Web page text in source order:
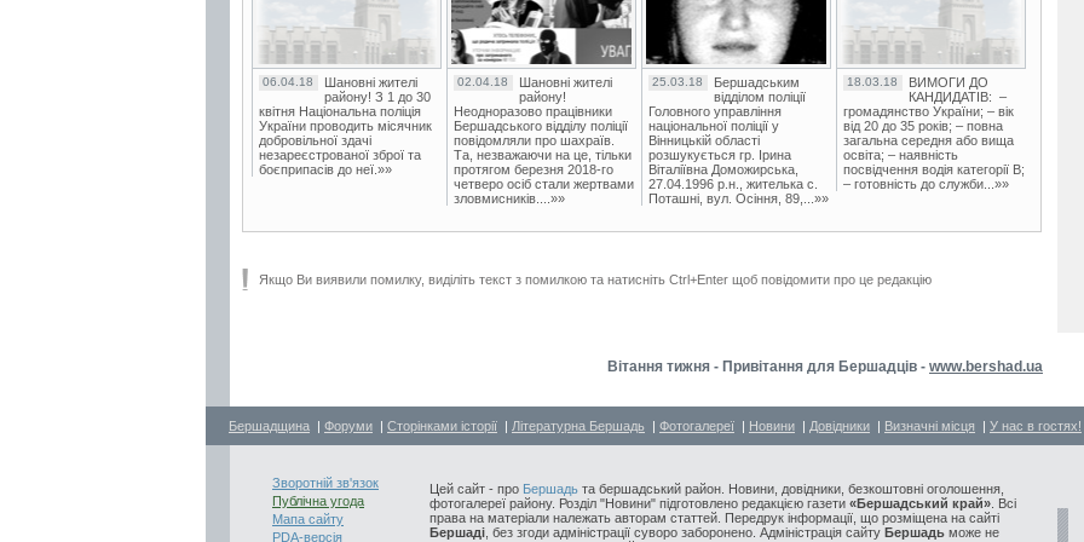
06.04.18
Шановні жителі
району! З 1 до 30
квітня Національна поліція
України проводить місячник
добровільної здачі
незареєстрованої зброї та
боєприпасів до неї.»»
02.04.18
Шановні жителі
району!
Неодноразово працівники
Бершадського відділу поліції
повідомляли про шахраїв.
Та, незважаючи на це, тільки
протягом березня 2018-го
четверо осіб стали жертвами
зловмисників....»»
25.03.18
Бершадським
відділом поліції
Головного управління
національної поліції у
Вінницькій області
розшукується гр. Ірина
Віталіївна Доможирська,
27.04.1996 р.н., жителька с.
Поташні, вул. Осіння, 89,...»»
18.03.18
ВИМОГИ ДО
КАНДИДАТІВ: –
громадянство України; – вік
від 20 до 35 років; – повна
загальна середня або вища
освіта; – наявність
посвідчення водія категорії В;
– готовність до служби...»»
Якщо Ви виявили помилку, виділіть текст з помилкою та натисніть Ctrl+Enter щоб повідомити про це редакцію
Вітання тижня - Привітання для Бершадців - www.bershad.ua
Бершадщина | Форуми | Сторінками історії | Літературна Бершадь | Фотогалереї | Новини | Довідники | Визначні місця | У нас в гостях!
Зворотній зв'язок
Публічна угода
Мапа сайту
PDA-версія
Цей сайт - про Бершадь та бершадський район. Новини, довідники, безкоштовні оголошення,
фотогалереї району. Розділ "Новини" підготовлено редакцією газети «Бершадський край» . Всі
права на матеріали належать авторам статтей. Передрук інформації, що розміщена на сайті
Бершаді , без згоди адміністрації суворо заборонено. Адміністрація сайту Бершадь може не